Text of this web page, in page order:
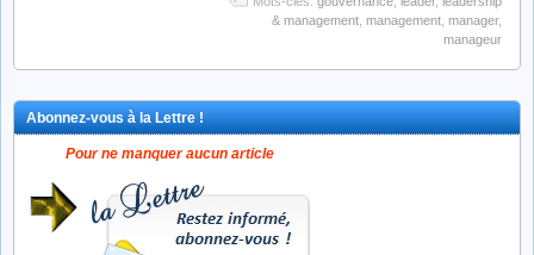
Critiques et plaidoyer
Leadership #2
capacité + EFFICACITÉ
FORMATION
Equi-management, Leadership et
& management management manager,
manageur
Abonnez-vous à la Lettre !
Pour ne manquer aucun article